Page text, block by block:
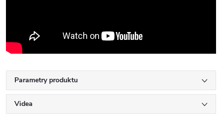
Parametry produktu
Videa